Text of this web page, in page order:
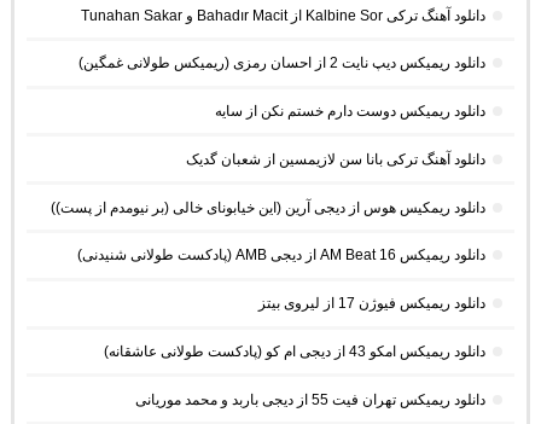
دانلود آهنگ ترکی Kalbine Sor از Bahadır Macit و Tunahan Sakar
دانلود ریمیکس دیپ نایت 2 از احسان رمزی (ریمیکس طولانی غمگین)
دانلود ریمیکس دوست دارم خستم نکن از سایه
دانلود آهنگ ترکی بانا سن لازیمسین از شعبان گدیک
دانلود ریمکیس هوس از دیجی آرین (این خیابونای خالی (بر نیومدم از پست))
دانلود ریمیکس AM Beat 16 از دیجی AMB (پادکست طولانی شنیدنی)
دانلود ریمیکس فیوژن 17 از لیروی بیتز
دانلود ریمیکس امکو 43 از دیجی ام کو (پادکست طولانی عاشقانه)
دانلود ریمیکس تهران فیت 55 از دیجی باربد و محمد موریانی